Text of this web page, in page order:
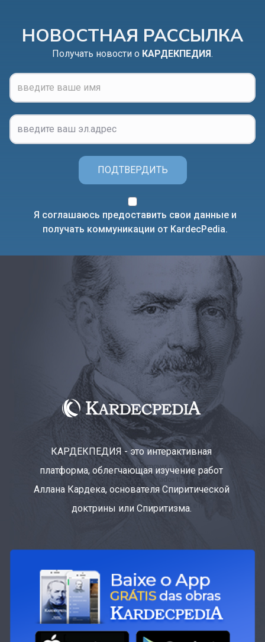
НОВОСТНАЯ РАССЫЛКА
Получать новости о КАРДЕКПЕДИЯ.
ПОДТВЕРДИТЬ
Я соглашаюсь предоставить свои данные и
получать коммуникации от KardecPedia.
КАРДЕКПЕДИЯ - это интерактивная
платформа, облегчающая изучение работ
Аллана Кардека, основателя Спиритической
доктрины или Спиритизма.